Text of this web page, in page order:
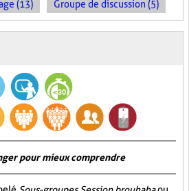
(13) Groupe de discussion (5)
pour mieux comprendre